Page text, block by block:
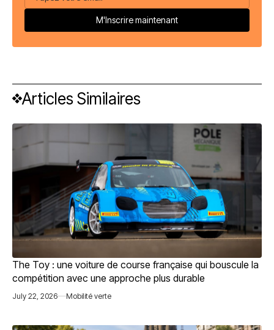
Articles Similaires
The Toy : une voiture de course française qui bouscule la
compétition avec une approche plus durable
July 22, 2026 Mobilité verte